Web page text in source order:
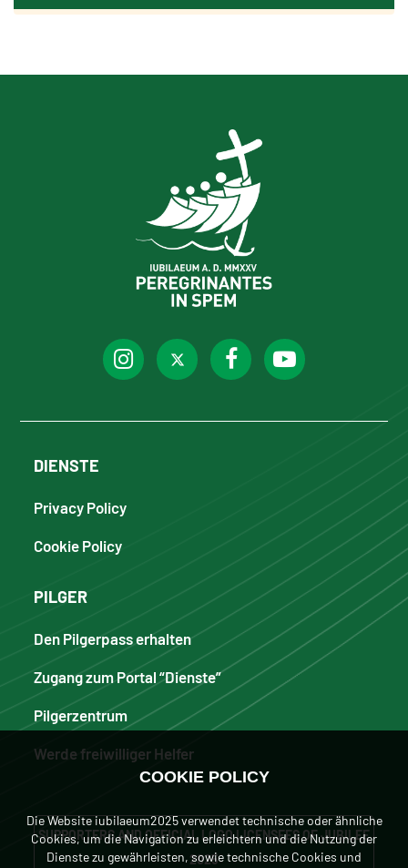
DIENSTE
Privacy Policy
Cookie Policy
PILGER
Den Pilgerpass erhalten
Zugang zum Portal “Dienste”
Pilgerzentrum
Werde freiwilliger Helfer
SUPPORTERS AND OFFICIAL LOGO LICENSEES OF JUBILEE
2025
COOKIE POLICY
Die Website iubilaeum2025 verwendet technische oder ähnliche
Cookies, um die Navigation zu erleichtern und die Nutzung der
Dienste zu gewährleisten, sowie technische Cookies und